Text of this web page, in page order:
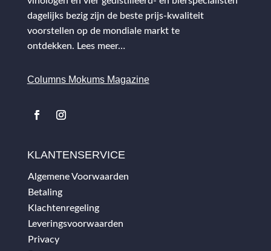
dagelijks bezig zijn de beste prijs-kwaliteit
voorstellen op de mondiale markt te
ontdekken. Lees meer…
Columns Mokums Magazine
KLANTENSERVICE
Algemene Voorwaarden
Betaling
Klachtenregeling
Leveringsvoorwaarden
Privacy